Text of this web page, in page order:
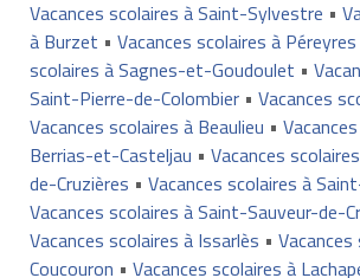
Vacances scolaires à Saint-Sylvestre •
à Burzet • Vacances scolaires à Péreyres
scolaires à Sagnes-et-Goudoulet •
Saint-Pierre-de-Colombier• Vacances
Vacances scolaires à Beaulieu •
Berrias-et-Casteljau • Vacances
de-Cruzières • Vacances scolaires à
Vacances scolaires à Saint-Sauveur-de-
Vacances scolaires à Issarlès •
Coucouron • Vacances scolaires à